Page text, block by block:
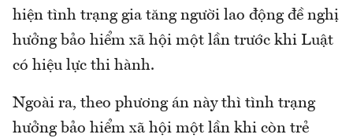
hiện tình trạng gia tăng người lao động đề nghị
hưởng bảo hiểm xã hội một lần trước khi Luật
có hiệu lực thi hành.
Ngoài ra, theo phương án này thì tình trạng
hưởng bảo hiểm xã hội một lần khi còn trẻ